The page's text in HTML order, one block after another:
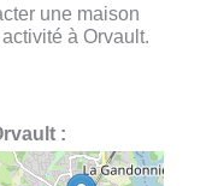
une maison
à Orvault.
: